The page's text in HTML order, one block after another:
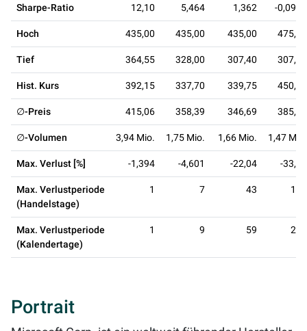
Sharpe-Ratio 12,10 5,464 1,362 -0,0986
Hoch 435,00 435,00 435,00 475,85
Tief 364,55 328,00 307,40 307,40
Hist. Kurs 392,15 337,70 339,75 450,10
∅-Preis 415,06 358,39 346,69 385,62
∅-Volumen 3,94 Mio. 1,75 Mio. 1,66 Mio. 1,47 Mio.
Max. Verlust [%] -1,394 -4,601 -22,04 -33,46
Max. Verlustperiode
(Handelstage)
1 7 43 193
Max. Verlustperiode
(Kalendertage)
1 9 59 281
Portrait